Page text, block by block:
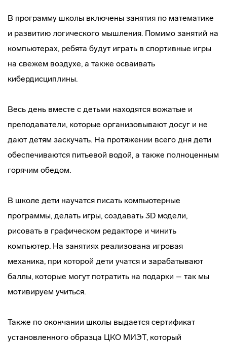
В программу школы включены занятия по математике
и развитию логического мышления. Помимо занятий на
компьютерах, ребята будут играть в спортивные игры
на свежем воздухе, а также осваивать
кибердисциплины.
Весь день вместе с детьми находятся вожатые и
преподаватели, которые организовывают досуг и не
дают детям заскучать. На протяжении всего дня дети
обеспечиваются питьевой водой, а также полноценным
горячим обедом.
В школе дети научатся писать компьютерные
программы, делать игры, создавать 3D модели,
рисовать в графическом редакторе и чинить
компьютер. На занятиях реализована игровая
механика, при которой дети учатся и зарабатывают
баллы, которые могут потратить на подарки – так мы
мотивируем учиться.
Также по окончании школы выдается сертификат
установленного образца ЦКО МИЭТ, который